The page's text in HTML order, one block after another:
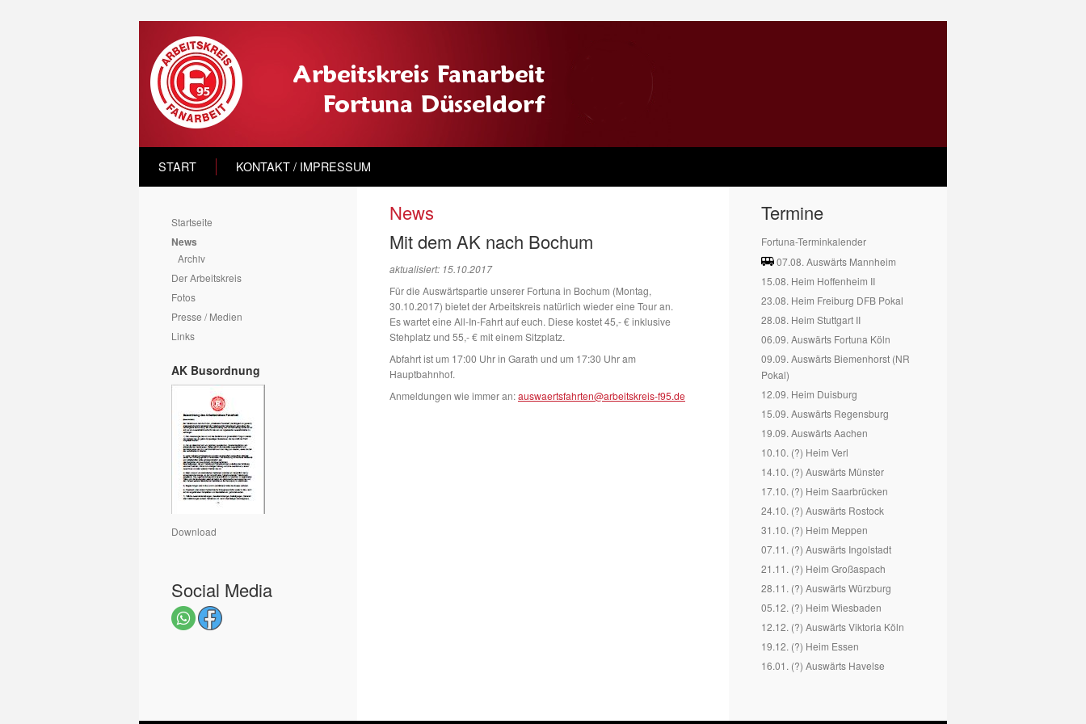
START KONTAKT / IMPRESSUM
Startseite
News
Archiv
Der Arbeitskreis
Fotos
Presse / Medien
Links
AK Busordnung
Download
Social Media
News
Mit dem AK nach Bochum
aktualisiert: 15.10.2017
Für die Auswärtspartie unserer Fortuna in Bochum (Montag,
30.10.2017) bietet der Arbeitskreis natürlich wieder eine Tour an.
Es wartet eine All-In-Fahrt auf euch. Diese kostet 45,- € inklusive
Stehplatz und 55,- € mit einem Sitzplatz.
Abfahrt ist um 17:00 Uhr in Garath und um 17:30 Uhr am
Hauptbahnhof.
Anmeldungen wie immer an:auswaertsfahrten@arbeitskreis-f95.de
Termine
Fortuna-Terminkalender
07.08. Auswärts Mannheim
15.08. Heim Hoffenheim II
23.08. Heim Freiburg DFB Pokal
28.08. Heim Stuttgart II
06.09. Auswärts Fortuna Köln
09.09. Auswärts Biemenhorst (NR
Pokal)
12.09. Heim Duisburg
15.09. Auswärts Regensburg
19.09. Auswärts Aachen
10.10. (?) Heim Verl
14.10. (?) Auswärts Münster
17.10. (?) Heim Saarbrücken
24.10. (?) Auswärts Rostock
31.10. (?) Heim Meppen
07.11. (?) Auswärts Ingolstadt
21.11. (?) Heim Großaspach
28.11. (?) Auswärts Würzburg
05.12. (?) Heim Wiesbaden
12.12. (?) Auswärts Viktoria Köln
19.12. (?) Heim Essen
16.01. (?) Auswärts Havelse